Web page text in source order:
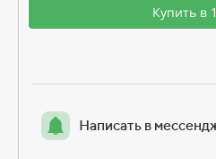
Купить в
Написать в